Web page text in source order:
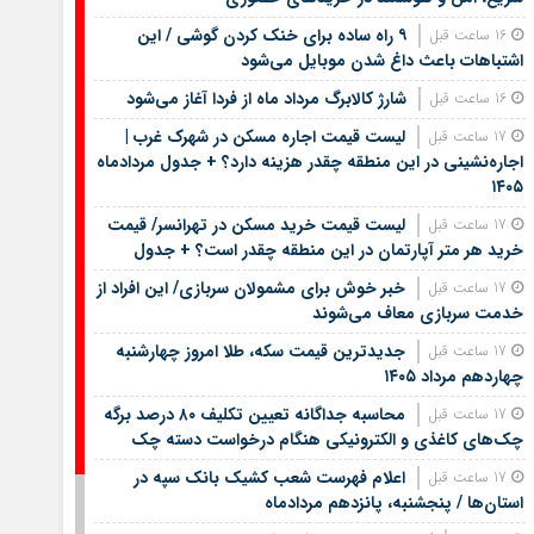
۹ راه ساده برای خنک کردن گوشی / این
اشتباهات باعث داغ شدن موبایل می‌شود
شارژ کالابرگ مرداد ماه از فردا آغاز می‌شود
لیست قیمت اجاره مسکن در شهرک غرب |
اجاره‌نشینی در این منطقه چقدر هزینه دارد؟ + جدول مردادماه
۱۴۰۵
لیست قیمت خرید مسکن در تهرانسر/ قیمت
خرید هر متر آپارتمان در این منطقه چقدر است؟ + جدول
خبر خوش برای مشمولان سربازی/ این افراد از
خدمت سربازی معاف می‌شوند
جدیدترین قیمت سکه، طلا امروز چهارشنبه
چهاردهم مرداد ۱۴۰۵
محاسبه جداگانه تعیین تکلیف ۸۰ درصد برگه
چک‌های کاغذی و الکترونیکی هنگام درخواست دسته چک
اعلام فهرست شعب کشیک بانک سپه در
استان‌ها / پنجشنبه، پانزدهم مردادماه